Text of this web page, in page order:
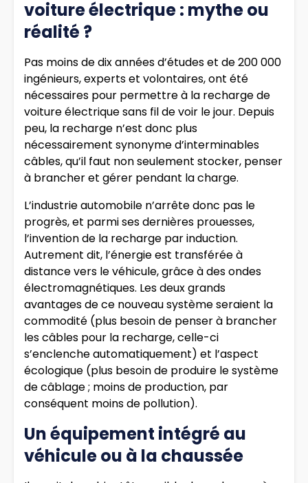
voiture électrique : mythe ou
réalité ?
Pas moins de dix années d’études et de 200 000
ingénieurs, experts et volontaires, ont été
nécessaires pour permettre à la recharge de
voiture électrique sans fil de voir le jour. Depuis
peu, la recharge n’est donc plus
nécessairement synonyme d’interminables
câbles, qu’il faut non seulement stocker, penser
à brancher et gérer pendant la charge.
L’industrie automobile n’arrête donc pas le
progrès, et parmi ses dernières prouesses,
l’invention de la recharge par induction.
Autrement dit, l’énergie est transférée à
distance vers le véhicule, grâce à des ondes
électromagnétiques. Les deux grands
avantages de ce nouveau système seraient la
commodité (plus besoin de penser à brancher
les câbles pour la recharge, celle-ci
s’enclenche automatiquement) et l’aspect
écologique (plus besoin de produire le système
de câblage ; moins de production, par
conséquent moins de pollution).
Un équipement intégré au
véhicule ou à la chaussée